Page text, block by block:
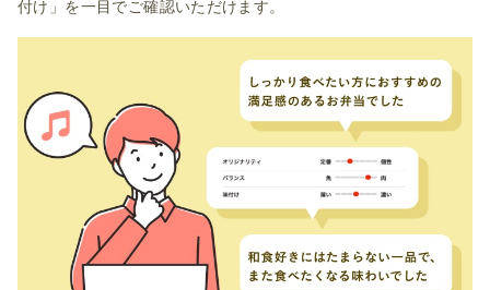
付け」を一目でご確認いただけます。